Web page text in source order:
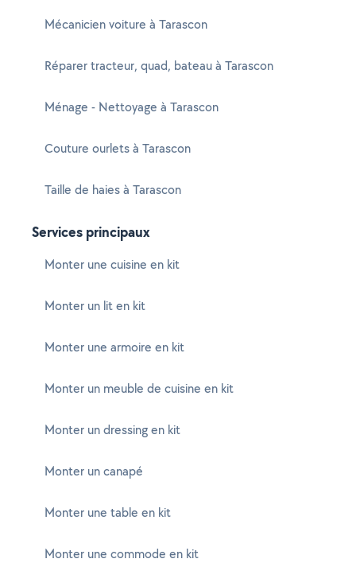
Mécanicien voiture à Tarascon
Réparer tracteur, quad, bateau à Tarascon
Ménage - Nettoyage à Tarascon
Couture ourlets à Tarascon
Taille de haies à Tarascon
Services principaux
Monter une cuisine en kit
Monter un lit en kit
Monter une armoire en kit
Monter un meuble de cuisine en kit
Monter un dressing en kit
Monter un canapé
Monter une table en kit
Monter une commode en kit